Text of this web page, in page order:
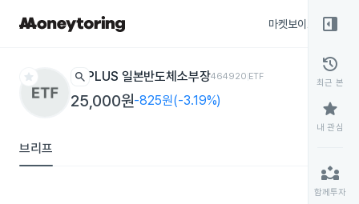
마켓보이스
star search PLUS 일본반도체소부장464920ETF
25,000원-825원(-3.19%)
브리프
right_panel_open
history
최근 본
star
내 관심
partner_exchange
함께투자